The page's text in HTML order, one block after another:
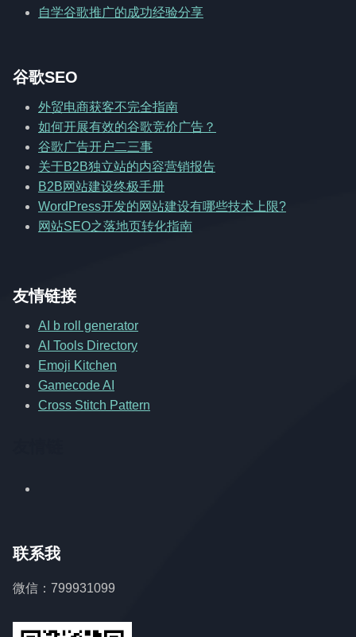
自学谷歌推广的成功经验分享
谷歌SEO
外贸电商获客不完全指南
如何开展有效的谷歌竞价广告？
谷歌广告开户二三事
关于B2B独立站的内容营销报告
B2B网站建设终极手册
WordPress开发的网站建设有哪些技术上限?
网站SEO之落地页转化指南
友情链接
AI b roll generator
AI Tools Directory
Emoji Kitchen
Gamecode AI
Cross Stitch Pattern
联系我
微信：799931099